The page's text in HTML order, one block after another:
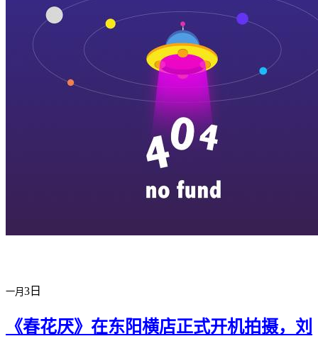
一月 3日
《春花厌》在东阳横店正式开机拍摄，刘